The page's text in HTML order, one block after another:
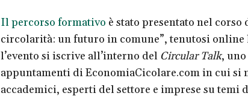
Il percorso formativo è stato presentato nel corso
circolarità: un futuro in comune”, tenutosi online
l’evento si iscrive all’interno del Circular Talk,
appuntamenti di EconomiaCicolare.com in cui si
accademici, esperti del settore e imprese su temi